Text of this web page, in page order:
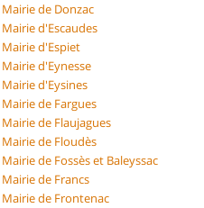
Mairie de Donzac
Mairie d'Escaudes
Mairie d'Espiet
Mairie d'Eynesse
Mairie d'Eysines
Mairie de Fargues
Mairie de Flaujagues
Mairie de Floudès
Mairie de Fossès et Baleyssac
Mairie de Francs
Mairie de Frontenac